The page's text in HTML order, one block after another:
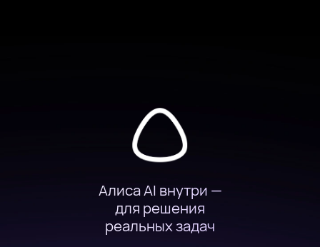
Алиса AI внутри —
для решения
реальных задач